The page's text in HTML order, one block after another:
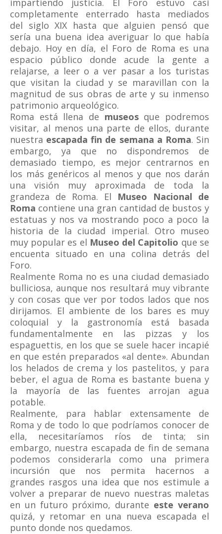
impartiendo justicia. El Foro estuvo casi
completamente enterrado hasta mediados
del siglo XIX hasta que alguien pensó que
sería una buena idea averiguar lo que había
debajo. Hoy en día, el Foro de Roma es una
espacio público donde acude la gente a
relajarse, a leer o a ver pasar a los turistas
que visitan la ciudad y se maravillan con la
magnitud de sus obras de arte y su inmenso
patrimonio arqueológico.
Roma está llena de museosque podremos
visitar, al menos una parte de ellos, durante
nuestra escapada fin de semana a Roma. Sin
embargo, ya que no dispondremos de
demasiado tiempo, es mejor centrarnos en
los más genéricos al menos y que nos darán
una visión muy aproximada de toda la
grandeza de Roma. El Museo Nacional de
Roma contiene una gran cantidad de bustos y
estatuas y nos va mostrando poco a poco la
historia de la ciudad imperial. Otro museo
muy popular es el Museo del Capitolio que se
encuenta situado en una colina detrás del
Foro.
Realmente Roma no es una ciudad demasiado
bulliciosa, aunque nos resultará muy vibrante
y con cosas que ver por todos lados que nos
dirijamos. El ambiente de los bares es muy
coloquial y la gastronomía está basada
fundamentalmente en las pizzas y los
espaguettis, en los que se suele hacer incapié
en que estén preparados «al dente». Abundan
los helados de crema y los pastelitos, y para
beber, el agua de Roma es bastante buena y
la mayoría de las fuentes arrojan agua
potable.
Realmente, para hablar extensamente de
Roma y de todo lo que podríamos conocer de
ella, necesitaríamos ríos de tinta; sin
embargo, nuestra escapada de fin de semana
podemos considerarla como una primera
incursión que nos permita hacernos a
grandes rasgos una idea que nos estimule a
volver a preparar de nuevo nuestras maletas
en un futuro próximo, durante este verano
quizá, y retomar en una nueva escapada el
punto donde nos quedamos.